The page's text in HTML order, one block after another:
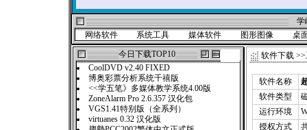
学
网络软件
系统工具 媒体软件 图形图像
桌
今日下载TOP10
CoolDVD v2.40 FIXED
博奥彩票分析系统千禧版
<<学五笔》多媒体教学系统4.00版
ZoneAlarm Pro 2.6.357 汉化包
VGS1.41特别版（全系列）
virtuanes 0.32 汉化版
软件下载 >>
软件名称
软件类型
运行环境
授权方式